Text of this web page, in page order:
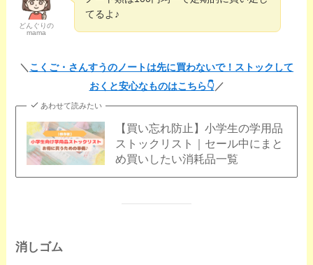
どんぐりの
mama
てるよ♪
＼ こくご・さんすうのノートは先に買わないで！ストックして
おくと安心なものはこちら👇️／
あわせて読みたい
【買い忘れ防止】小学生の学用品
ストックリスト｜セール中にまと
め買いしたい消耗品一覧
消しゴム